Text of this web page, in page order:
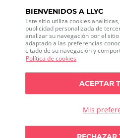
BIENVENIDOS A LLYC
Este sitio utiliza cookies
publicidad personalizada de
analizar su navegación por el
adaptado a las preferencias
citado de su navegación y
Política de cookies
Mis
ACEPTAR
LLYC © 2026 Todos los derechos
ES EN
600 Brickell Avenue, Suite
Política de cookies
Política de privacidad sobre Social
Política de seguridad de la